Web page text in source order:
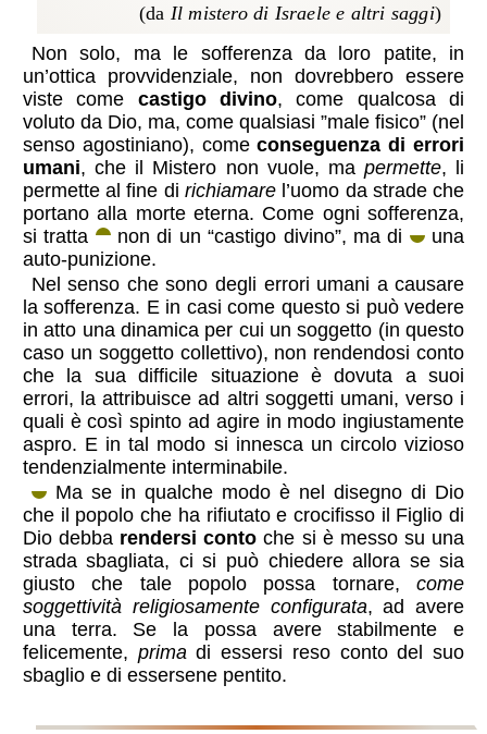
(da Il mistero di Israele e altri saggi)
Non solo, ma le sofferenza da loro patite, in
un’ottica provvidenziale, non dovrebbero essere
viste come castigo divino, come qualcosa di
voluto da Dio, ma, come qualsiasi ”male fisico” (nel
senso agostiniano), comeconseguenza di errori
umani, che il Mistero non vuole, ma permette, li
permette al fine di richiamare l’uomo da strade che
portano alla morte eterna. Come ogni sofferenza,
si tratta
non di un “castigo divino”, ma di
una
auto-punizione.
Nel senso che sono degli errori umani a causare
la sofferenza. E in casi come questo si può vedere
in atto una dinamica per cui un soggetto (in questo
caso un soggetto collettivo), non rendendosi conto
che la sua difficile situazione è dovuta a suoi
errori, la attribuisce ad altri soggetti umani, verso i
quali è così spinto ad agire in modo ingiustamente
aspro. E in tal modo si innesca un circolo vizioso
tendenzialmente interminabile.
Ma se in qualche modo è nel disegno di Dio
che il popolo che ha rifiutato e crocifisso il Figlio di
Dio debba rendersi conto che si è messo su una
strada sbagliata, ci si può chiedere allora se sia
giusto che tale popolo possa tornare,come
soggettività religiosamente configurata, ad avere
una terra. Se la possa avere stabilmente e
felicemente, primadi essersi reso conto del suo
sbaglio e di essersene pentito.